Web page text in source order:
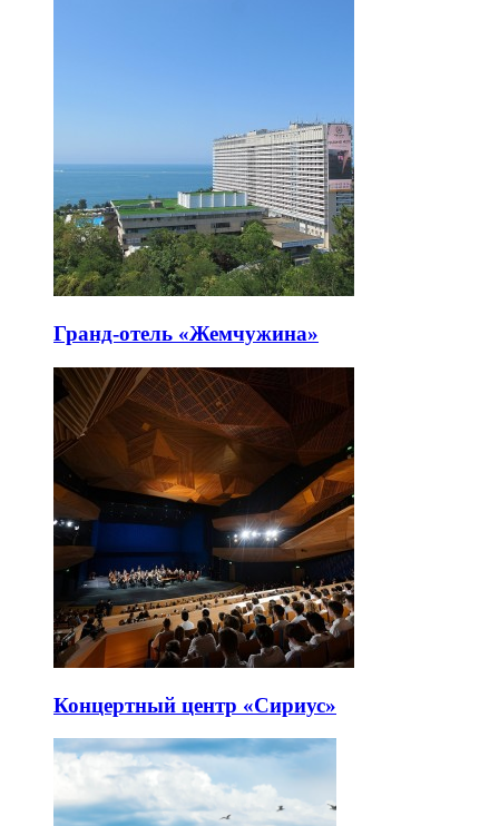
Гранд-отель «Жемчужина»
Концертный центр «Сириус»